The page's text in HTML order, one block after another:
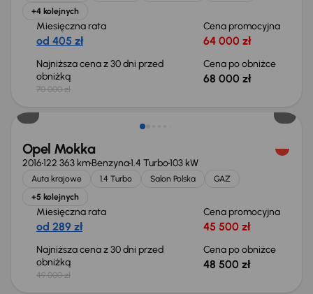
+4 kolejnych
Miesięczna rata
od 405 zł
Cena promocyjna
64 000 zł
Najniższa cena z 30 dni przed
obniżką
70 000 zł
Cena po obniżce
68 000 zł
Taniej o 500 zł
Opel Mokka
2016122 363 kmBenzyna1.4 Turbo103 kW
Auta krajowe 1.4 Turbo Salon Polska
GAZ
+5 kolejnych
Miesięczna rata
od 289 zł
Cena promocyjna
45 500 zł
Najniższa cena z 30 dni przed
obniżką
49 000 zł
Cena po obniżce
48 500 zł